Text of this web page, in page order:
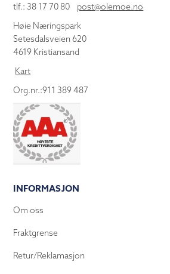
tlf.: 38 17 70 80 post@olemoe.no
Høie Næringspark
Setesdalsveien 620
4619 Kristiansand
Kart
Org.nr.:911 389 487
INFORMASJON
Om oss
Fraktgrense
Retur/Reklamasjon